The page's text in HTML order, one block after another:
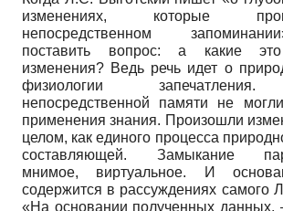
изменениях, которые
непосредственном
поставить вопрос: а какие
изменения? Ведь речь идет о
физиологии
непосредственной памяти не
применения знания. Произошли
целом, как единого процесса
составляющей. Замыкание
мнимое, виртуальное. И
содержится в рассуждениях самого
«На основании полученных